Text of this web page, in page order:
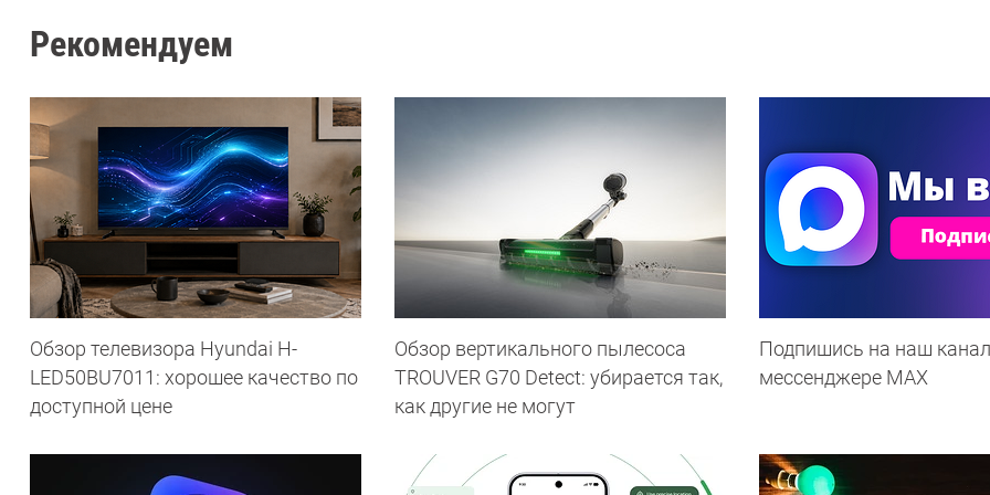
Рекомендуем
Обзор телевизора Hyundai H-
LED50BU7011: хорошее качество по
доступной цене
Обзор вертикального пылесоса
TROUVER G70 Detect: убирается так,
как другие не могут
Подпишись на наш
мессенджере МАХ